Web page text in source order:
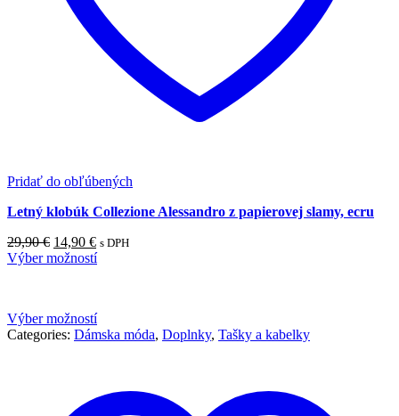
Pridať do obľúbených
Letný klobúk Collezione Alessandro z papierovej slamy, ecru
29,90€ Pôvodná
cena
14,90 €Aktuálna
cena
s DPH
Výber možností
Výber možností
Categories: Dámska móda, Doplnky, Tašky a kabelky